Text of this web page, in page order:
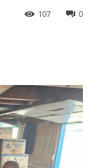
0
107